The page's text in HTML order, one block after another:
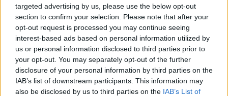
targeted advertising by us, please use the below opt-out
section to confirm your selection. Please note that after your
opt-out request is processed you may continue seeing
interest-based ads based on personal information utilized by
us or personal information disclosed to third parties prior to
your opt-out. You may separately opt-out of the further
disclosure of your personal information by third parties on the
IAB’s list of downstream participants. This information may
also be disclosed by us to third parties on the IAB’s List of
Kahvin juominen kahvilassa tekee niinikään selvästi
pienemmän loven kukkaroon kuin kotimaassa. Ylipäätään
ateriointi ulkona on selvästi halvempaa Párgassa kuin
Suomessa. Pöytään tuotava lasku on helposti jopa
neljänneksen Suomen vastaava pienempi.
ilmoitus